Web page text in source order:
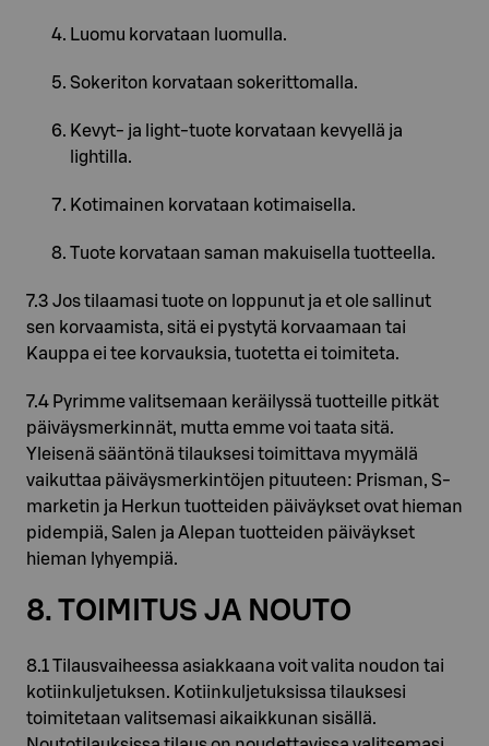
Luomu korvataan luomulla.
Sokeriton korvataan sokerittomalla.
Kevyt- ja light-tuote korvataan kevyellä ja
lightilla.
Kotimainen korvataan kotimaisella.
Tuote korvataan saman makuisella tuotteella.
7.3 Jos tilaamasi tuote on loppunut ja et ole sallinut
sen korvaamista, sitä ei pystytä korvaamaan tai
Kauppa ei tee korvauksia, tuotetta ei toimiteta.
7.4 Pyrimme valitsemaan keräilyssä tuotteille pitkät
päiväysmerkinnät, mutta emme voi taata sitä.
Yleisenä sääntönä tilauksesi toimittava myymälä
vaikuttaa päiväysmerkintöjen pituuteen: Prisman, S-
marketin ja Herkun tuotteiden päiväykset ovat hieman
pidempiä, Salen ja Alepan tuotteiden päiväykset
hieman lyhyempiä.
8. TOIMITUS JA NOUTO
8.1 Tilausvaiheessa asiakkaana voit valita noudon tai
kotiinkuljetuksen. Kotiinkuljetuksissa tilauksesi
toimitetaan valitsemasi aikaikkunan sisällä.